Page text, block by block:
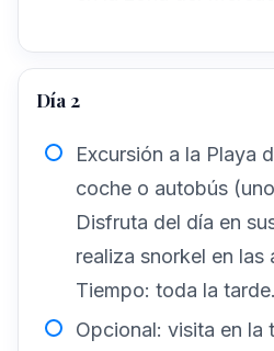
Día 2
Excursión a la Playa
coche o autobús
Disfruta del día en
realiza snorkel en las
Tiempo: toda la tarde.
Opcional: visita en la